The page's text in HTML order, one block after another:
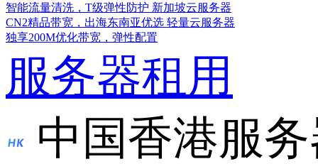
智能流量清洗，T级弹性防护 新加坡云服务器
CN2精品带宽，出海东南亚优选 轻量云服务器
独享200M优化带宽，弹性配置
服务器租用
中国香港服